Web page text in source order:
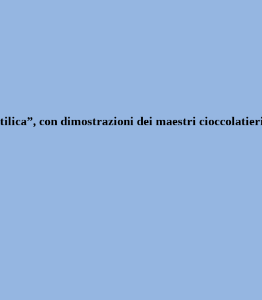
con dimostrazioni dei maestri